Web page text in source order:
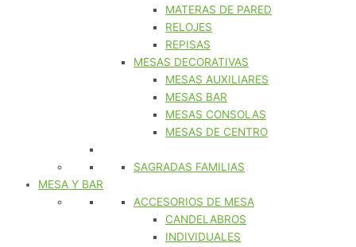
MATERAS DE PARED
RELOJES
REPISAS
MESAS DECORATIVAS
MESAS AUXILIARES
MESAS BAR
MESAS CONSOLAS
MESAS DE CENTRO
SAGRADAS FAMILIAS
MESA Y BAR
ACCESORIOS DE MESA
CANDELABROS
INDIVIDUALES